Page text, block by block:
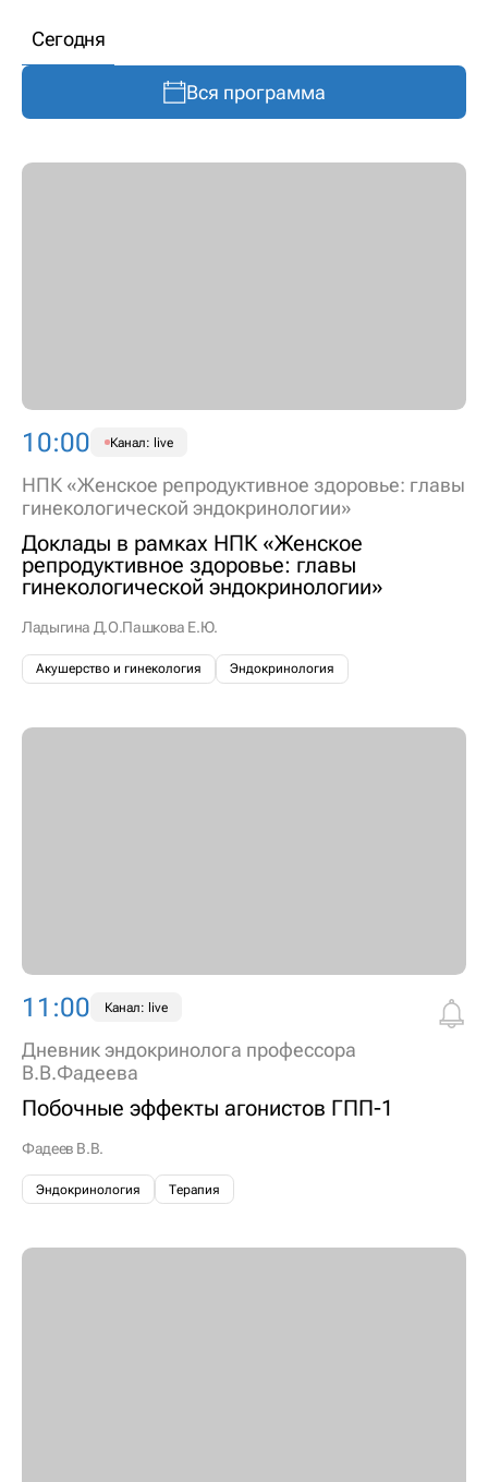
Сегодня
Вся программа
10:00 Канал: live
НПК «Женское репродуктивное здоровье: главы
гинекологической эндокринологии»
Доклады в рамках НПК «Женское
репродуктивное здоровье: главы
гинекологической эндокринологии»
Ладыгина Д.О.Пашкова Е.Ю.
Акушерство и гинекология Эндокринология
11:00 Канал: live
Дневник эндокринолога профессора
В.В.Фадеева
Побочные эффекты агонистов ГПП-1
Фадеев В.В.
Эндокринология Терапия